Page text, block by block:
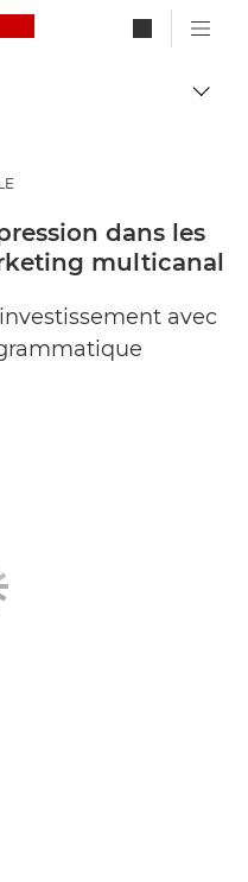
Canon Logo, back to
dans les
multicanal
avec